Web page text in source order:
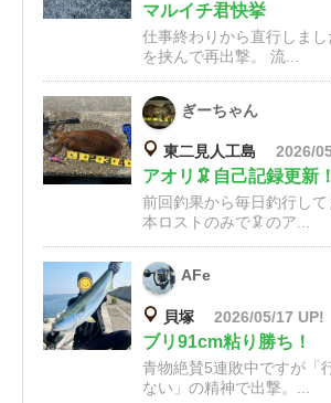
マルイチ君快挙
仕事終わりから直行しま
を挟んで再出撃。 流...
ぎーちゃん
東二見人工島 2026/
アオリ🦑自己記録更新
前回釣果から毎日釣行し
本ロストのみで🦑のア...
AFe
貝塚 2026/05/17 UP!
ブリ91cm粘り勝ち！
青物絶賛5連敗中ですが「
ない」の精神で出撃。...